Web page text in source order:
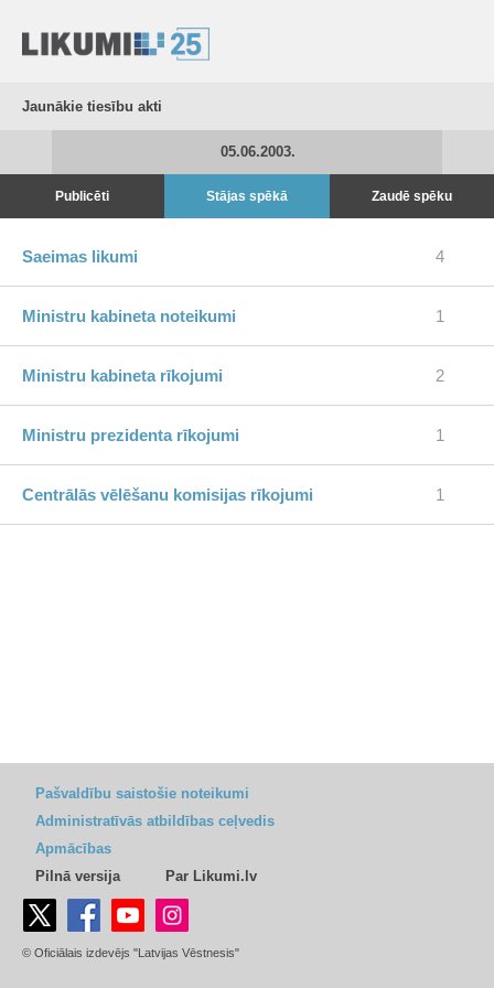
Jaunākie tiesību akti
05.06.2003.
Publicēti Stājas spēkā Zaudē spēku
Saeimas likumi 4
Ministru kabineta noteikumi 1
Ministru kabineta rīkojumi 2
Ministru prezidenta rīkojumi 1
Centrālās vēlēšanu komisijas rīkojumi 1
Pašvaldību saistošie noteikumi
Administratīvās atbildības ceļvedis
Apmācības
Pilnā versija
Par Likumi.lv
© Oficiālais izdevējs "Latvijas Vēstnesis"